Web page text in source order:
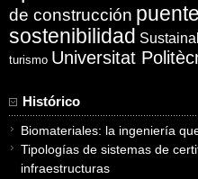
de construcción puente
sostenibilidad
turismo Universitat
Histórico
Biomateriales: la ingeniería
Tipologías de sistemas de
infraestructuras